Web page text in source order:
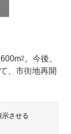
2 。今後、
、市街地再開
させる